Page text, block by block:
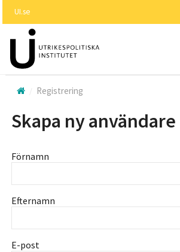
huvudinnehållet
UI.se
Registrering
Skapa ny användare
Förnamn
Efternamn
E-post